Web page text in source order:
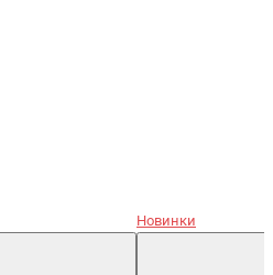
Новинки